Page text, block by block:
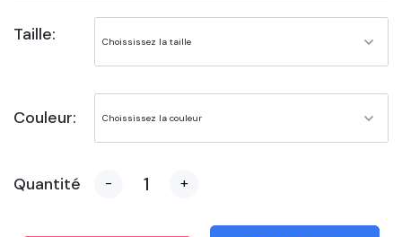
Taille:
Couleur:
Quantité - +